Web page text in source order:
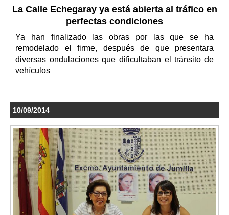
La Calle Echegaray ya está abierta al tráfico en
perfectas condiciones
Ya han finalizado las obras por las que se ha
remodelado el firme, después de que presentara
diversas ondulaciones que dificultaban el tránsito de
vehículos
10/09/2014